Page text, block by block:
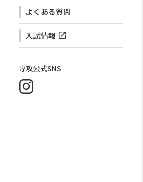
よくある質問
入試情報
専攻公式SNS